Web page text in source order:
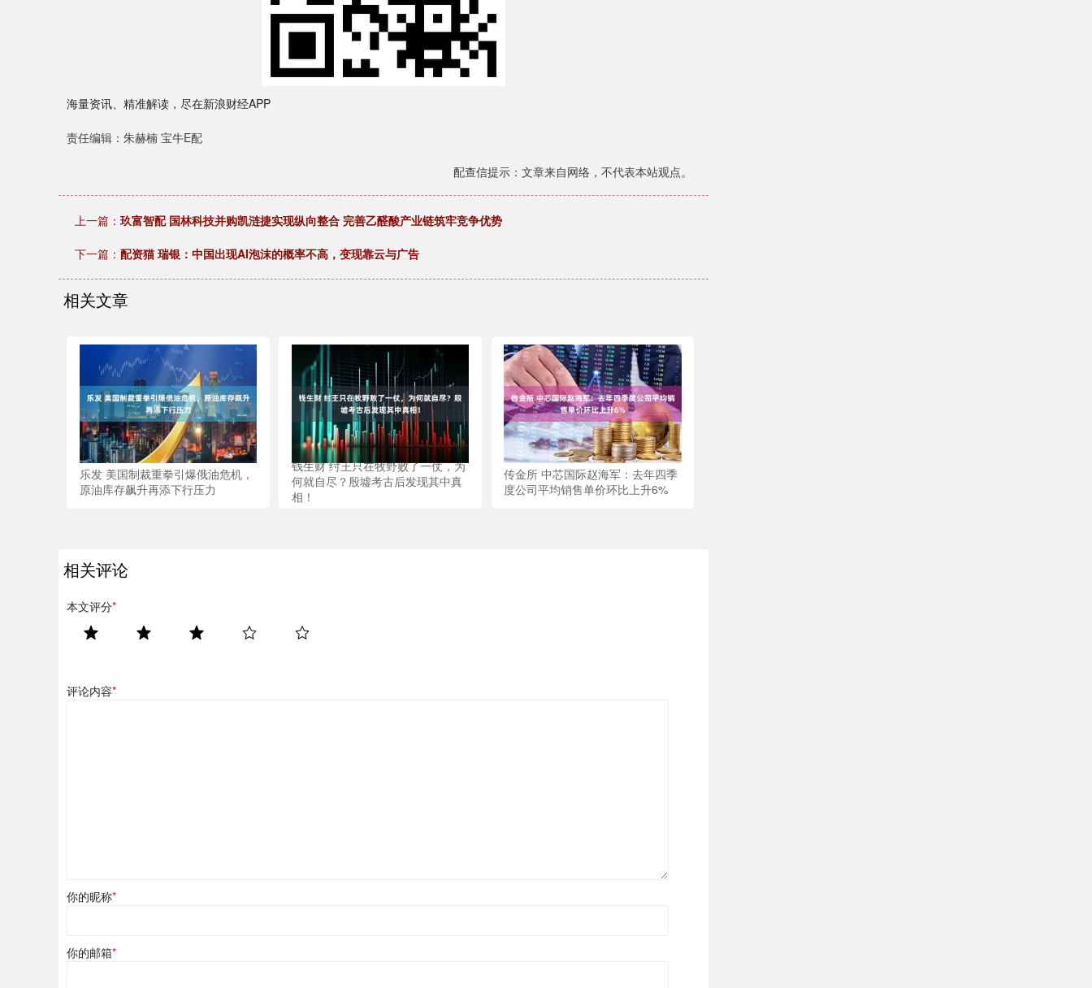
海量资讯、精准解读，尽在新浪财经APP
责任编辑：朱赫楠 宝牛E配
配查信提示：文章来自网络，不代表本站观点。
上一篇： 玖富智配 国林科技并购凯涟捷实现纵向整合 完善乙醛酸产业链筑牢竞争优势
下一篇： 配资猫 瑞银：中国出现AI泡沫的概率不高，变现靠云与广告
相关文章
乐发 美国制裁重拳引爆俄油危机，
原油库存飙升再添下行压力
钱生财 纣王只在牧野败了一仗，为
何就自尽？殷墟考古后发现其中真
相！
传金所 中芯国际赵海军：去年四季
度公司平均销售单价环比上升6%
相关评论
本文评分*
评论内容*
你的昵称*
你的邮箱*